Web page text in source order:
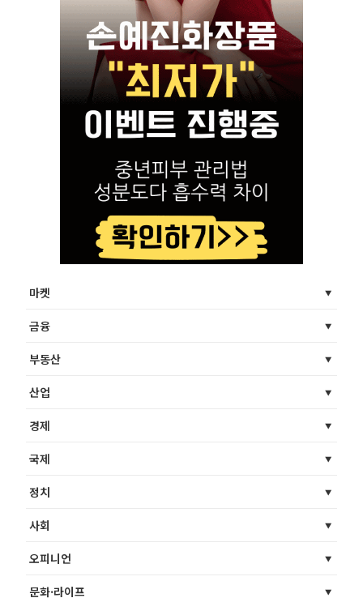
마켓
금융
부동산
산업
경제
국제
정치
사회
오피니언
문화·라이프